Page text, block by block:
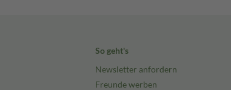
So geht's
Newsletter anfordern
Freunde werben